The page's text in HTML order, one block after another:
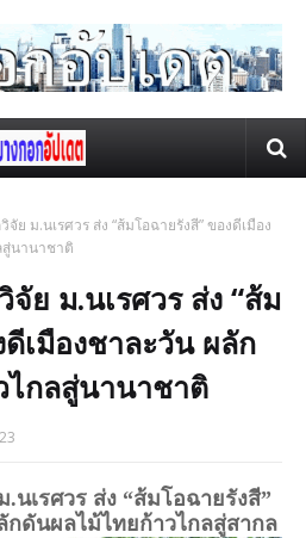
ย ม.นเรศวร ส่ง “ส้มโอฉายรังสี” ของดีเมือง
สู่นานาชาติ
ย ม.นเรศวร ส่ง “ส้ม
เมืองชาละวัน ผลัก
ไกลสู่นานาชาติ
นเรศวร ส่ง “ส้มโอฉายรังสี”
กดันผลไม้ไทยก้าวไกลสู่สากล